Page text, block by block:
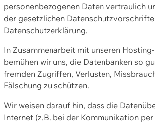
personenbezogenen Daten vertraulich
der gesetzlichen
Datenschutzerklärung.
In Zusammenarbeit mit unseren
bemühen wir uns, die Datenbanken so
fremden Zugriffen, Verlusten,
Fälschung zu schützen.
Wir weisen darauf hin, dass die
Internet (z.B. bei der Kommunikation per